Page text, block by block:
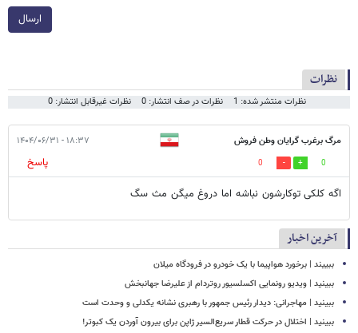
ارسال
نظرات
نظرات منتشر شده: 1 نظرات در صف انتشار: 0 نظرات غیرقابل انتشار: 0
مرگ برغرب گرایان وطن فروش ۱۸:۳۷ - ۱۴۰۴/۰۶/۳۱
0
0
پاسخ
اگه کلکی توکارشون نباشه اما دروغ میگن مث سگ
آخرین اخبار
ببییند | برخورد هواپیما با یک خودرو در فرودگاه میلان
ببینید | ویدیو رونمایی اکسلسیور روتردام از علیرضا جهانبخش
ببینید | مهاجرانی: دیدار رئیس جمهور با رهبری نشانه یکدلی و وحدت است
ببینید | اختلال در حرکت قطار سریع‌السیر ژاپن برای بیرون آوردن یک کبوتر!